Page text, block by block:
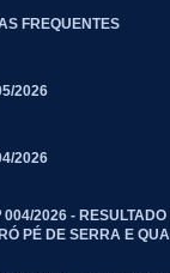
FREQUENTES
2026
2026
004/2026 -
PÉ DE SERRA E